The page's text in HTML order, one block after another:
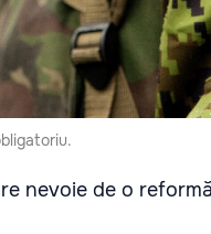
nevoie de o